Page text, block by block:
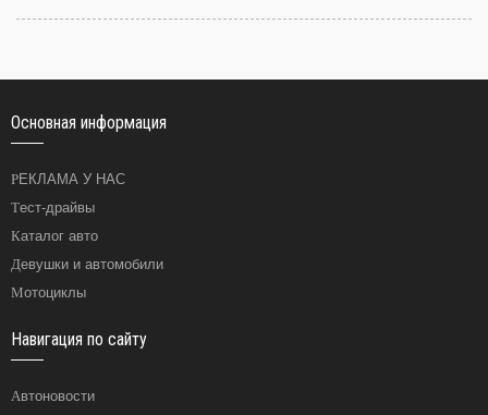
Основная информация
РЕКЛАМА У НАС
Тест-драйвы
Каталог авто
Девушки и автомобили
Мотоциклы
Навигация по сайту
Автоновости